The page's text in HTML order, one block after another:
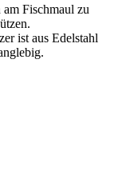
Fischmaul zu
ist aus Edelstahl